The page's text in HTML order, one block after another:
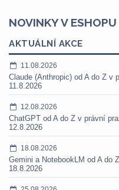
NOVINKY V ESHOPU
AKTUÁLNÍ AKCE
11.08.2026
Claude (Anthropic) od A do Z v
11.8.2026
12.08.2026
ChatGPT od A do Z v právní
12.8.2026
18.08.2026
Gemini a NotebookLM od A do
18.8.2026